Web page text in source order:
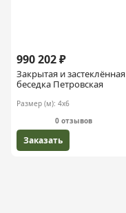
990 202 ₽
Закрытая и застеклённая
беседка Петровская
Размер (м): 4х6
0 отзывов
Заказать